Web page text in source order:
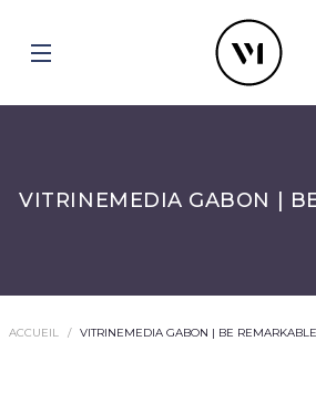
VITRINEMEDIA GABON |
ACCUEIL VITRINEMEDIA GABON | BE REMARKABLE